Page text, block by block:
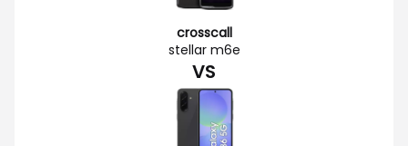
crosscall
stellar m6e
VS